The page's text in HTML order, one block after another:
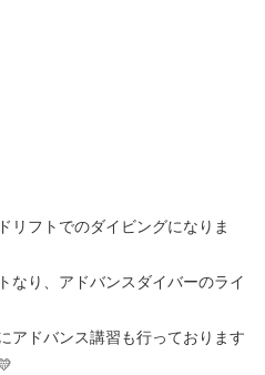
リフトでのダイビングになりま
なり、アドバンスダイバーのライ
アドバンス講習も行っております